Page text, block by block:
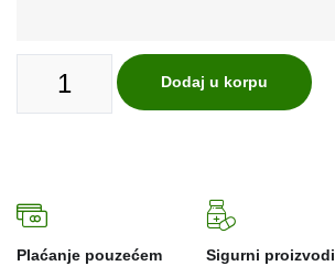
Dodaj u korpu
Plaćanje pouzećem Sigurni proizvodi